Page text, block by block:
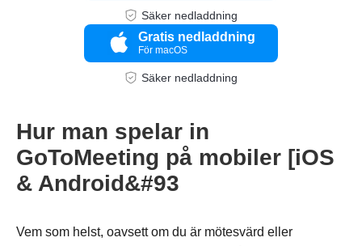
Säker nedladdning
Gratis nedladdning
För macOS
Säker nedladdning
Hur man spelar in
GoToMeeting på mobiler [iOS
& Android&#93
Vem som helst, oavsett om du är mötesvärd eller